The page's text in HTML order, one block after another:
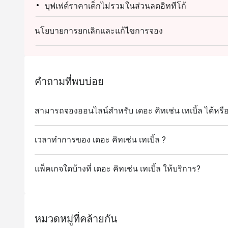
บุฟเฟต์ราคาเด็กไม่รวมในส่วนลดอิททีโก้
นโยบายการยกเลิกและแก้ไขการจอง
คำถามที่พบบ่อย
สามารถจองออนไลน์สำหรับ เดอะ คิทเช่น เทเบิ้ล ได้หรื
เวลาทำการของ เดอะ คิทเช่น เทเบิ้ล ?
แพ็คเกจใดบ้างที่ เดอะ คิทเช่น เทเบิ้ล ให้บริการ?
หมวดหมู่ที่คล้ายกัน